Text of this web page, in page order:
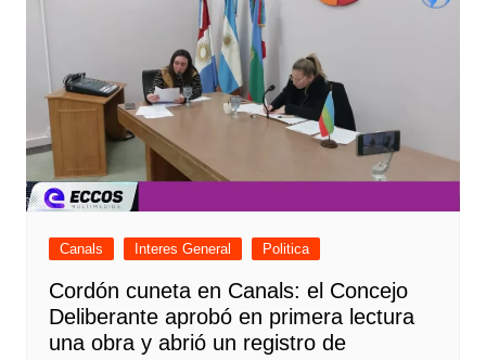
Canals Interes General Politica
Cordón cuneta en Canals: el Concejo
Deliberante aprobó en primera lectura
una obra y abrió un registro de